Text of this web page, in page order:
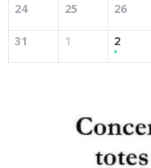
24 25 26
31 1 2